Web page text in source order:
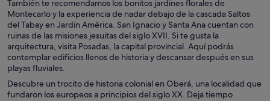
También te recomendamos los bonitos jardines florales de
Montecarlo y la experiencia de nadar debajo de la cascada Saltos
del Tabay en Jardín América. San Ignacio y Santa Ana cuentan con
ruinas de las misiones jesuitas del siglo XVII. Si te gusta la
arquitectura, visita Posadas, la capital provincial. Aquí podrás
contemplar edificios llenos de historia y descansar después en sus
playas fluviales.
Descubre un trocito de historia colonial en Oberá, una localidad que
fundaron los europeos a principios del siglo XX. Deja tiempo